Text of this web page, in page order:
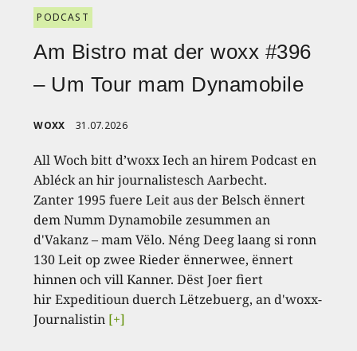
PODCAST
Am Bistro mat der woxx #396
– Um Tour mam Dynamobile
WOXX 31.07.2026
All Woch bitt d’woxx Iech an hirem Podcast en
Abléck an hir journalistesch Aarbecht.
Zanter 1995 fuere Leit aus der Belsch ënnert
dem Numm Dynamobile zesummen an
d'Vakanz – mam Vëlo. Néng Deeg laang si ronn
130 Leit op zwee Rieder ënnerwee, ënnert
hinnen och vill Kanner. Dëst Joer fiert
hir Expeditioun duerch Lëtzebuerg, an d'woxx-
Journalistin [+]